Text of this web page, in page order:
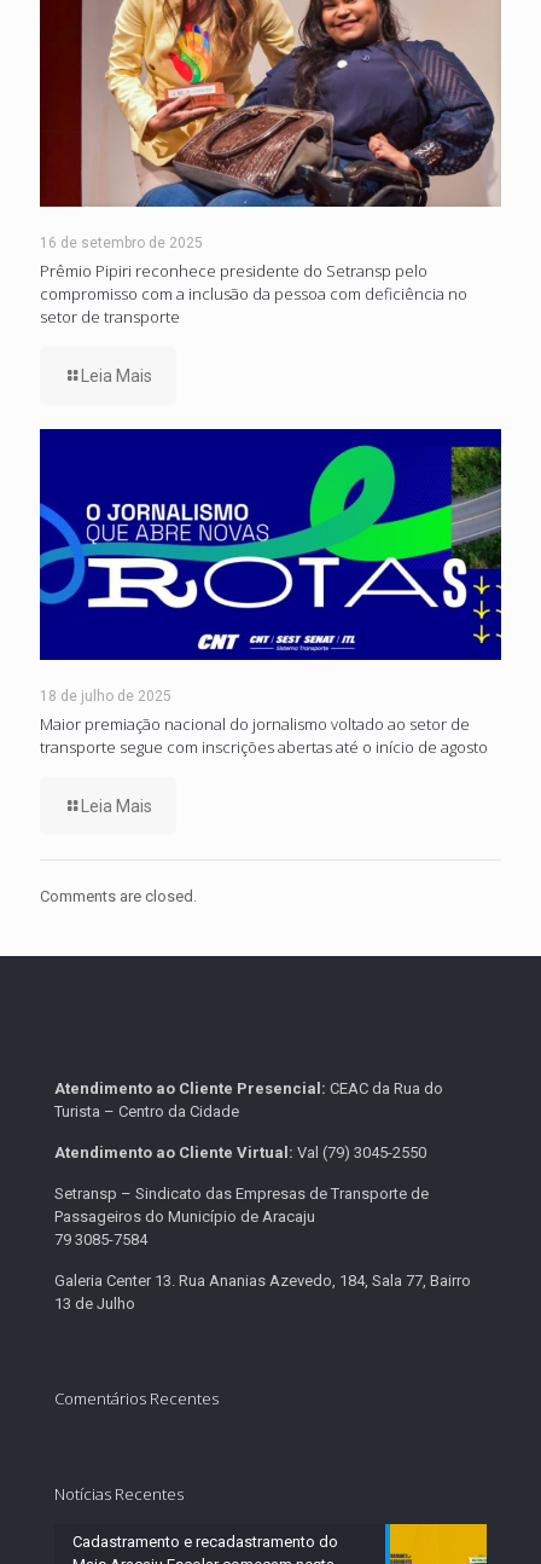
16 de setembro de 2025
Prêmio Pipiri reconhece presidente do Setransp pelo
compromisso com a inclusão da pessoa com deficiência no
setor de transporte
Leia Mais
18 de julho de 2025
Maior premiação nacional do jornalismo voltado ao setor de
transporte segue com inscrições abertas até o início de agosto
Leia Mais
Comments are closed.
Atendimento ao Cliente Presencial: CEAC da Rua do
Turista – Centro da Cidade
Atendimento ao Cliente Virtual: Val (79) 3045-2550
Setransp – Sindicato das Empresas de Transporte de
Passageiros do Município de Aracaju
79 3085-7584
Galeria Center 13. Rua Ananias Azevedo, 184, Sala 77, Bairro
13 de Julho
Comentários Recentes
Notícias Recentes
Cadastramento e recadastramento do